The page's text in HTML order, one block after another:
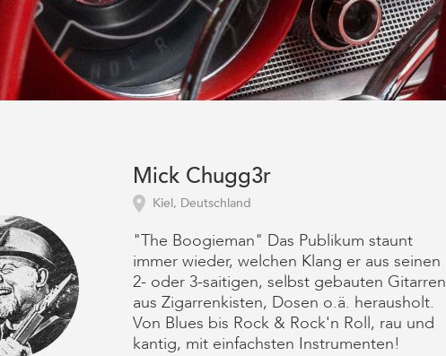
Mick Chugg3r
Kiel, Deutschland
"The Boogieman" Das Publikum staunt
immer wieder, welchen Klang er aus seinen
2- oder 3-saitigen, selbst gebauten Gitarren
aus Zigarrenkisten, Dosen o.ä. herausholt.
Von Blues bis Rock & Rock'n Roll, rau und
kantig, mit einfachsten Instrumenten!